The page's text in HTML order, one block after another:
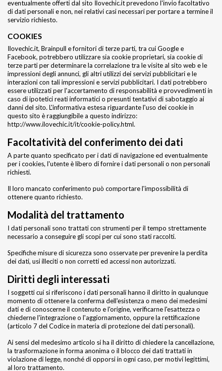
eventualmente offerti dal sito Ilovechic.it prevedono l'invio facoltativo
di dati personali e non, nei relativi casi necessari per portare a termine il
servizio richiesto.
COOKIES
Ilovechic.it, Brainpull e fornitori di terze parti, tra cui Google e
Facebook, potrebbero utilizzare sia cookie proprietari, sia cookie di
terze parti per determinare la correlazione tra le visite al sito web e le
impressioni degli annunci, gli altri utilizzi dei servizi pubblicitari e le
interazioni con tali impressioni e servizi pubblicitari. I dati potrebbero
essere utilizzati per l'accertamento di responsabilità e provvedimenti in
caso di ipotetici reati informatici o presunti tentativi di sabotaggio ai
danni del sito. L'informativa estesa riguardante l'uso dei cookie in
questo sito è raggiungibile a questo indirizzo:
http://www.ilovechic.it/it/cookie-policy.html.
Facoltatività del conferimento dei dati
A parte quanto specificato per i dati di navigazione ed eventualmente
per i cookies, l'utente è libero di fornire i dati personali o non personali
richiesti.
Il loro mancato conferimento può comportare l'impossibilità di
ottenere quanto richiesto.
Modalità del trattamento
I dati personali sono trattati con strumenti per il tempo strettamente
necessario a conseguire gli scopi per cui sono stati raccolti.
Specifiche misure di sicurezza sono osservate per prevenire la perdita
dei dati, usi illeciti o non corretti ed accessi non autorizzati.
Diritti degli interessati
I soggetti cui si riferiscono i dati personali hanno il diritto in qualunque
momento di ottenere la conferma dell'esistenza o meno dei medesimi
dati e di conoscerne il contenuto e l'origine, verificarne l'esattezza o
chiederne l'integrazione o l'aggiornamento, oppure la rettificazione
(articolo 7 del Codice in materia di protezione dei dati personali).
Ai sensi del medesimo articolo si ha il diritto di chiedere la cancellazione,
la trasformazione in forma anonima o il blocco dei dati trattati in
violazione di legge, nonché di opporsi in ogni caso, per motivi legittimi,
al loro trattamento.